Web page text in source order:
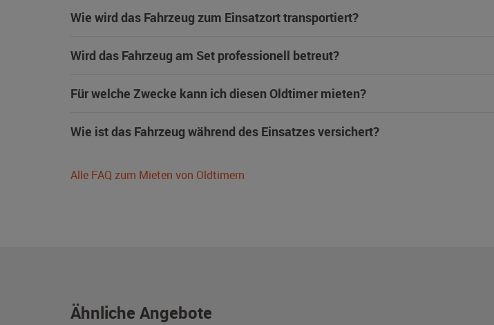
Wie wird das Fahrzeug zum Einsatzort transportiert?
Wird das Fahrzeug am Set professionell betreut?
Für welche Zwecke kann ich diesen Oldtimer mieten?
Wie ist das Fahrzeug während des Einsatzes versichert?
Alle FAQ zum Mieten von Oldtimern
Ähnliche Angebote